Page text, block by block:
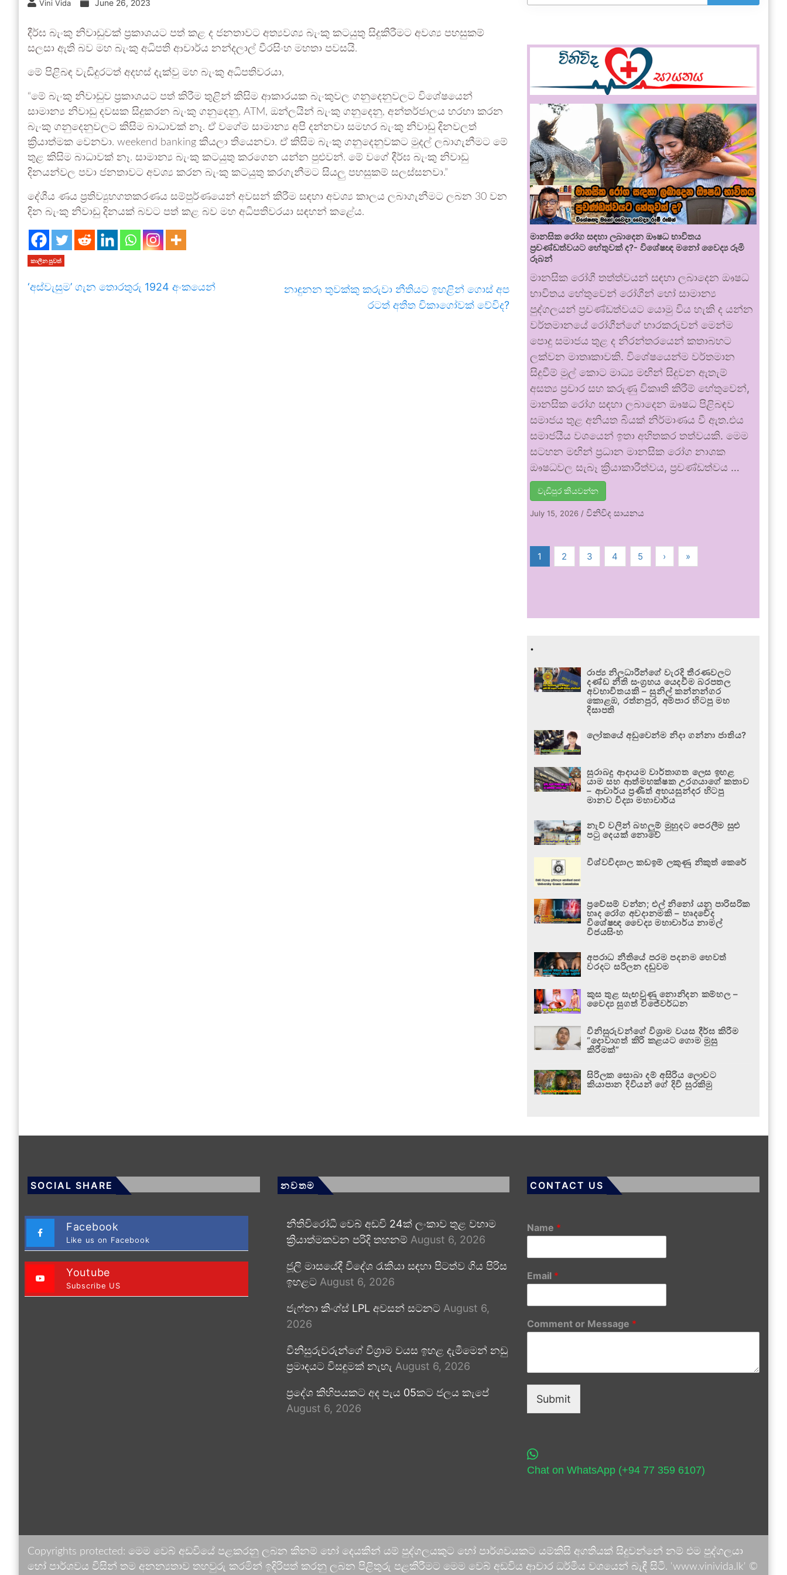
Vini Vida June 26, 2023
දීර්ඝ බැංකු නිවාඩුවක් ප්‍රකාශයට පත් කළ ද ජනතාවට අත්‍යවශ්‍ය බැංකු කටයුතු සිදුකිරීමට අවශ්‍ය පහසුකම්
සලසා ඇති බව මහ බැංකු අධිපති ආචාර්ය නන්දලාල් වීරසිංහ මහතා පවසයි.
මේ පිළිබඳ වැඩිදුරටත් අදහස් දැක්වු මහ බැංකු අධිපතිවරයා,
“මේ බැංකු නිවාඩුව ප්‍රකාශයට පත් කිරීම තුළින් කිසිම ආකාරයක බැංකුවල ගනුදෙනුවලට විශේෂයෙන්
සාමාන්‍ය නිවාඩු දවසක සිදුකරන බැංකු ගනුදෙනු, ATM, ඔන්ලයින් බැංකු ගනුදෙනු, අන්තර්ජාලය හරහා කරන
බැංකු ගනුදෙනුවලට කිසිම බාධාවක් නෑ. ඒ වගේම සාමාන්‍ය අපි දන්නවා සමහර බැංකු නිවාඩු දිනවලත්
ක්‍රියාත්මක වෙනවා. weekend banking කියලා තියෙනවා. ඒ කිසිම බැංකු ගනුදෙනුවකට මුදල් ලබාගැනීමට මේ
තුළ කිසිම බාධාවක් නෑ. සාමාන්‍ය බැංකු කටයුතු කරගෙන යන්න පුළුවන්. මේ වගේ දීර්ඝ බැංකු නිවාඩු
දිනයන්වල පවා ජනතාවට අවශ්‍ය කරන බැංකු කටයුතු කරගැනීමට සියලු පහසුකම් සලස්සනවා.”
දේශීය ණය ප්‍රතිව්‍යුහගතකරණය සම්පුර්ණයෙන් අවසන් කිරීම සඳහා අවශ්‍ය කාලය ලබාගැනීමට ලබන 30 වන
දින බැංකු නිවාඩු දිනයක් බවට පත් කළ බව මහ අධිපතිවරයා සඳහන් කළේය.
කාලීන පුවත්
‘අස්වැසුම’ ගැන තොරතුරු 1924 අංකයෙන්
නාඳුනන තුවක්කු කරුවා නීතියට ඉහළින් ගොස් අප
රටත් අතීත චිකාගෝවක් වේවිද?
මානසික රෝග සඳහා ලබාදෙන ඖෂධ භාවිතය
ප්‍රචණ්ඩත්වයට හේතුවක් ද?- විශේෂඥ මනෝ වෛද්‍ය රූමි
රූබන්
මානසික රෝගී තත්ත්වයන් සඳහා ලබාදෙන ඖෂධ
භාවිතය හේතුවෙන් රෝගීන් හෝ සාමාන්‍ය
පුද්ගලයන් ප්‍රචණ්ඩත්වයට යොමු විය හැකි ද යන්න
වර්තමානයේ රෝගීන්ගේ භාරකරුවන් මෙන්ම
පොදු සමාජය තුළ ද නිරන්තරයෙන් කතාබහට
ලක්වන මාතෘකාවකි. විශේෂයෙන්ම වර්තමාන
සිදුවීම් මුල් කොට මාධ්‍ය මඟින් සිදුවන ඇතැම්
අසත්‍ය ප්‍රචාර සහ කරුණු විකෘති කිරීම් හේතුවෙන්,
මානසික රෝග සඳහා ලබාදෙන ඖෂධ පිළිබඳව
සමාජය තුළ අනියත බියක් නිර්මාණය වී ඇත.එය
සමාජයීය වශයෙන් ඉතා අහිතකර තත්වයකි. මෙම
සටහන මඟින් ප්‍රධාන මානසික රෝග නාශක
ඖෂධවල සැබෑ ක්‍රියාකාරීත්වය, ප්‍රචණ්ඩත්වය …
වැඩිපුර කියවන්න
July 15, 2026 /විනිවිද සායනය
1 2 3 4 5 › »
.
රාජ්‍ය නිලධාරීන්ගේ වැරදි තීරණවලට
දණ්ඩ නීති සංග්‍රහය යෙදවීම බරපතල
අවභාවිතයකි – සුනිල් කන්නන්ගර
කොළඹ, රත්නපුර, අම්පාර හිටපු මහ
දිසාපති
ලෝකයේ අඩුවෙන්ම නිදා ගන්නා ජාතිය?
සුරාබදු ආදායම වාර්තාගත ලෙස ඉහළ
යාම සහ ආත්මභක්ෂක උරගයාගේ කතාව
– ආචාර්ය ප්‍රණීත් අභයසුන්දර හිටපු
මානව විද්‍යා මහාචාර්ය
නැව් වලින් බහලුම් මුහුදට පෙරලීම සුළු
පටු දෙයක් නොවේ
විශ්වවිද්‍යාල කඩඉම් ලකුණු නිකුත් කෙරේ
ප්‍රවේසම් වන්න; එල් නිනෝ යනු පාරිසරික
හෘද රෝග අවදානමකි – හෘදවේද
විශේෂඥ වෛද්‍ය මහාචාර්ය නාමල්
විජයසිංහ
අපරාධ නීතියේ පරම පදනම හෙවත්
වරදට සරිලන දඬුවම
කුස තුළ සැඟවුණු නොනිදන කම්හල –
වෛද්‍ය සුගත් විජේවර්ධන
විනිසුරුවන්ගේ විශ්‍රාම වයස දීර්ඝ කිරීම
“දොවාගත් කිරි කළයට ගොම මුසු
කිරීමක්”
සිරිලක සොබා දම් අසිරිය ලොවට
කියාපාන දිවියන් ගේ දිවි සුරකිමු
SOCIAL SHARE
Facebook
Like us on Facebook
Youtube
Subscribe US
නවතම
නීතිවිරෝධී වෙබ් අඩවි 24ක් ලංකාව තුළ වහාම
ක්‍රියාත්මකවන පරිදි තහනම් August 6, 2026
ජූලි මාසයේදී විදේශ රැකියා සඳහා පිටත්ව ගිය පිරිස
ඉහළට August 6, 2026
ජැෆ්නා කිංග්ස් LPL අවසන් සටනට August 6,
2026
විනිසුරුවරුන්ගේ විශ්‍රාම වයස ඉහළ දැමීමෙන් නඩු
ප්‍රමාදයට විසඳුමක් නැහැ August 6, 2026
ප්‍රදේශ කිහිපයකට අද පැය 05කට ජලය කැපේ
August 6, 2026
CONTACT US
Name *
Email *
Comment or Message *
Submit
Chat on WhatsApp (+94 77 359 6107)
Copyrights protected: මෙම වෙබ් අඩවියේ පළකරනු ලබන කිනම් හෝ දෙයකින් යම් පුද්ගලයකුට හෝ පාර්ශවයකට යම්කිසි අගතියක් සිදුවන්නේ නම් එම පුද්ගලයා
හෝ පාර්ශවය විසින් තම අනන්‍යතාව තහවුරු කරමින් ඉදිරිපත් කරනු ලබන පිළිතුරු පළකිරීමට මෙම වෙබ් අඩවිය ආචාර ධර්මීය වශයෙන් බැඳී සිටී. 'www.vinivida.lk' ©